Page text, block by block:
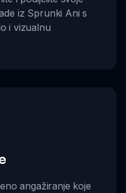
iz Sprunki Ani s
i vizualnu
angažiranje koje